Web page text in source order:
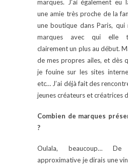
marques. J’ai également eu
une amie très proche de la
une boutique dans Paris, qui
marques avec qui elle
clairement un plus au début.
de mes propres ailes, et dès
je fouine sur les sites
etc… J’ai déjà fait des
jeunes créateurs et créatrices
Combien de marques
?
Oulala, beaucoup…
approximative je dirais une